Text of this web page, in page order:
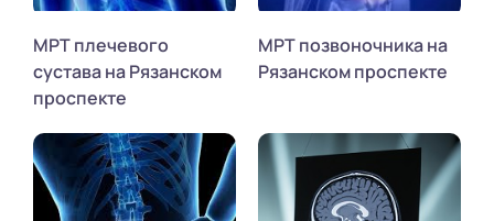
МРТ плечевого
сустава на Рязанском
проспекте
МРТ позвоночника на
Рязанском проспекте